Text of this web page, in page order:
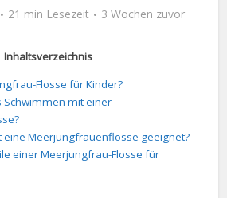
21 min Lesezeit 3 Wochen zuvor
Inhaltsverzeichnis
Flosse für Kinder?
Schwimmen mit einer
eine Meerjungfrauenflosse geeignet?
einer Meerjungfrau-Flosse für